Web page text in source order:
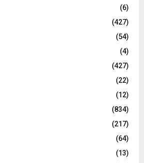
C
(6)
(427)
(54)
(4)
(427)
(22)
(12)
(834)
(217)
(64)
(13)